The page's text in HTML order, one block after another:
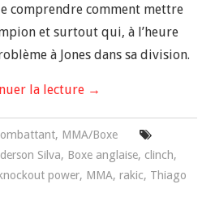
comprendre comment mettre
et surtout qui, à l’heure
à Jones dans sa division.
la lecture →
, MMA/Boxe
Silva, Boxe anglaise, clinch,
knockout power, MMA,rakic, Thiago